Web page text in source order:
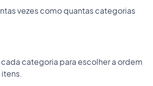
vezes como quantas categorias
cada categoria para escolher a ordem